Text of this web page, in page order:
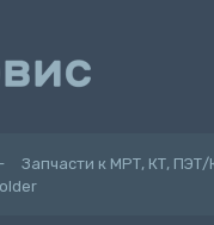
Запчасти к МРТ, КТ, ПЭТ/